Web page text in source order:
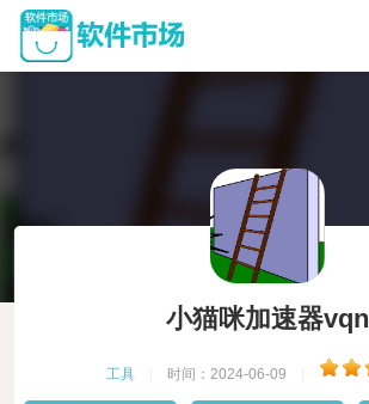
小猫咪加速器vqn
工具 时间：2024-06-09